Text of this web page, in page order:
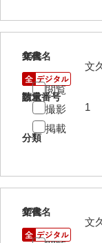
16
文書名
請求番号
分類
年代
文
数量
1
閲覧
撮影
掲載
17
文書名
年代
文